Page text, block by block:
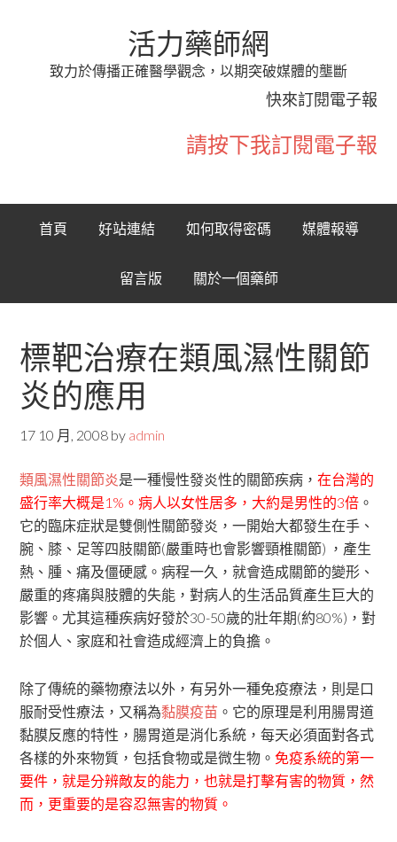
活力藥師網
致力於傳播正確醫學觀念，以期突破媒體的壟斷
快來訂閱電子報
請按下我訂閱電子報
首頁 好站連結 如何取得密碼 媒體報導
留言版 關於一個藥師
標靶治療在類風濕性關節
炎的應用
17 10 月, 2008 by admin
類風濕性關節炎是一種慢性發炎性的關節疾病，在台灣的
盛行率大概是1%。病人以女性居多，大約是男性的3倍 。
它的臨床症狀是雙側性關節發炎，一開始大都發生在手、
腕、膝、足等四肢關節(嚴重時也會影響頸椎關節) ，產生
熱、腫、痛及僵硬感。病程一久，就會造成關節的變形、
嚴重的疼痛與肢體的失能，對病人的生活品質產生巨大的
影響。尤其這種疾病好發於30-50歲的壯年期(約80%)，對
於個人、家庭和社會造成經濟上的負擔。
除了傳統的藥物療法以外，有另外一種免疫療法，則是口
服耐受性療法，又稱為黏膜疫苗 。它的原理是利用腸胃道
黏膜反應的特性，腸胃道是消化系統，每天必須面對各式
各樣的外來物質，包括食物或是微生物。 免疫系統的第一
要件，就是分辨敵友的能力，也就是打擊有害的物質，然
而，更重要的是容忍無害的物質。